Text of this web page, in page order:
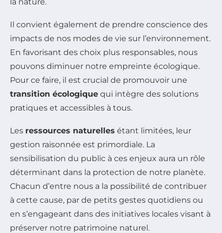
Il convient également de prendre conscience des
impacts de nos modes de vie sur l’environnement.
En favorisant des choix plus responsables, nous
pouvons diminuer notre empreinte écologique.
Pour ce faire, il est crucial de promouvoir une
transition écologique qui intègre des solutions
pratiques et accessibles à tous.
Les ressources naturelles étant limitées, leur
gestion raisonnée est primordiale. La
sensibilisation du public à ces enjeux aura un rôle
déterminant dans la protection de notre planète.
Chacun d’entre nous a la possibilité de contribuer
à cette cause, par de petits gestes quotidiens ou
en s’engageant dans des initiatives locales visant à
préserver notre patrimoine naturel.